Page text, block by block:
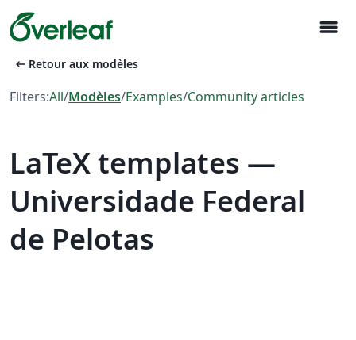
menu
arrow_left_alt Retour aux modèles
Filters:All/Modèles/Examples/Community articles
LaTeX templates —
Universidade Federal
de Pelotas